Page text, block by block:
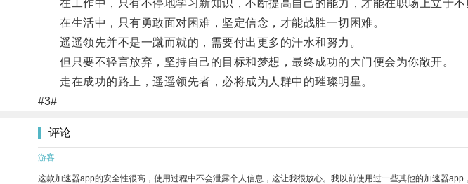
在工作中，只有不停地学习新知识，不断提高自己的能力，才能在职场上立于不
在生活中，只有勇敢面对困难，坚定信念，才能战胜一切困难。
遥遥领先并不是一蹴而就的，需要付出更多的汗水和努力。
但只要不轻言放弃，坚持自己的目标和梦想，最终成功的大门便会为你敞开。
走在成功的路上，遥遥领先者，必将成为人群中的璀璨明星。
#3#
评论
游客
这款加速器app的安全性很高，使用过程中不会泄露个人信息，这让我很放心。我以前使用过一些其他的加速器app